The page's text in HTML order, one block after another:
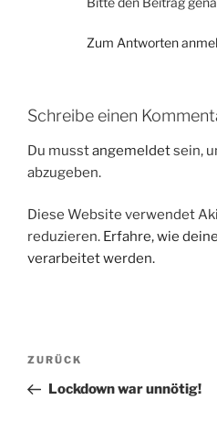
Zum Antworten
Schreibe einen
Du musstangemeldetsein,
abzugeben.
Diese Website verwendet
reduzieren. Erfahre, wie
verarbeitet werden.
Beitragsnavigation
Vorheriger
Beitrag
ZURÜCK
Lockdown war unnötig!